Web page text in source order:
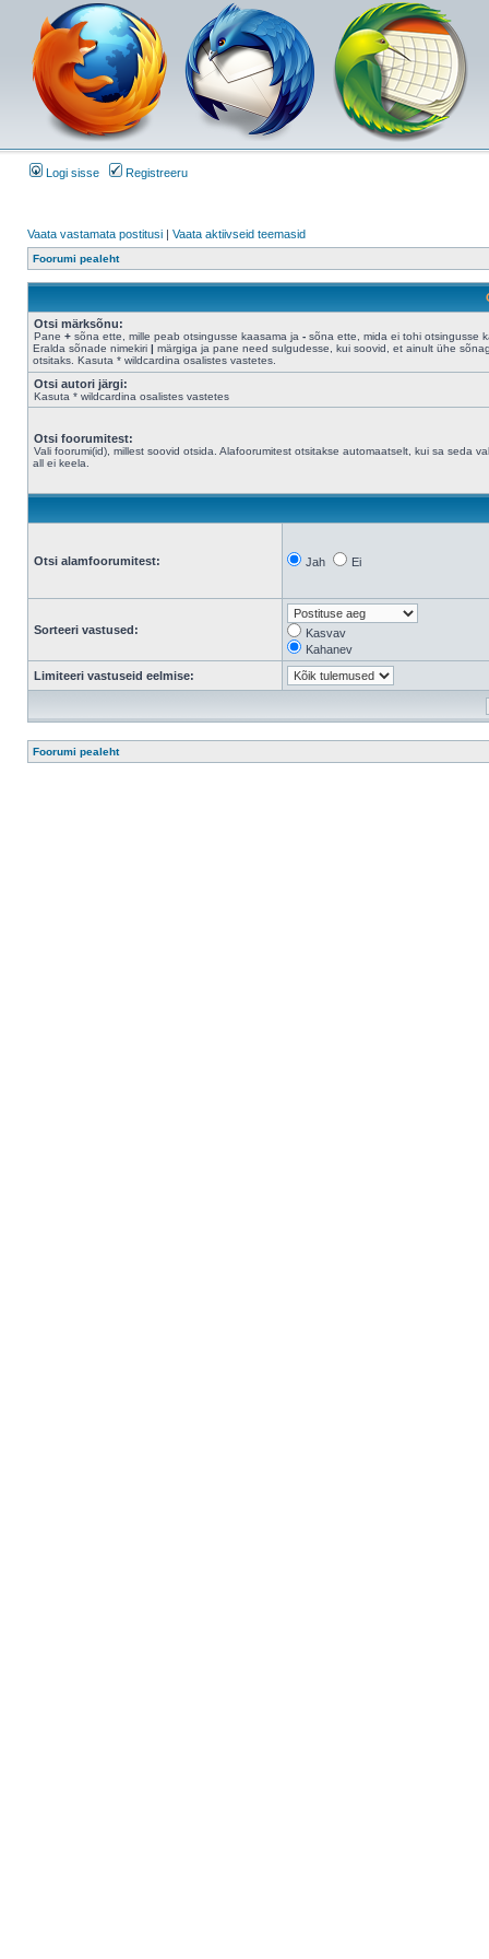
Logi sisse Registreeru
Vaata vastamata postitusi | Vaata aktiivseid teemasid
Foorumi pealeht
Otsi märksõnu:
Pane + sõna ette, mille peab otsingusse kaasama ja - sõna ette, mida ei tohi otsingusse
Eralda sõnade nimekiri | märgiga ja pane need sulgudesse, kui soovid, et ainult ühe
otsitaks. Kasuta * wildcardina osalistes vastetes.
Otsi autori järgi:
Kasuta * wildcardina osalistes vastetes
Otsi foorumitest:
Vali foorumi(id), millest soovid otsida. Alafoorumitest otsitakse automaatselt, kui sa seda
all ei keela.
Otsi alamfoorumitest: Jah Ei
Sorteeri vastused:
Kasvav
Kahanev
Limiteeri vastuseid eelmise:
Foorumi pealeht